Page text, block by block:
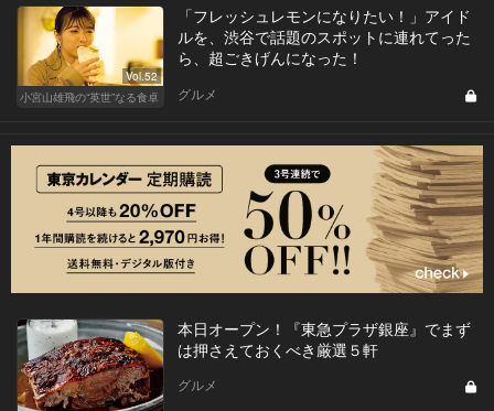
Vol.52
小宮山雄飛の“英世”なる食卓
「フレッシュレモンになりたい！」アイド
ルを、渋谷で話題のスポットに連れてった
ら、超ごきげんになった！
グルメ
本日オープン！『東急プラザ銀座』でまず
は押さえておくべき厳選５軒
グルメ